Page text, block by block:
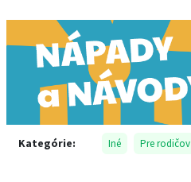
Kategórie: Iné Pre rodičov